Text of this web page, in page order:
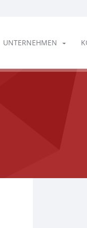
UNTERNEHMEN